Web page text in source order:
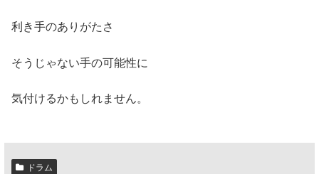
利き手のありがたさ
そうじゃない手の可能性に
気付けるかもしれません。
ドラム